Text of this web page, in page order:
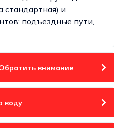
стандартная) и
подъездные пути,
внимание
воду